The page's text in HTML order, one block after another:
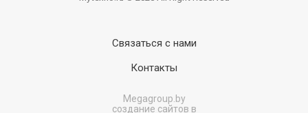
Связаться с нами
Контакты
Megagroup.by
создание сайтов в